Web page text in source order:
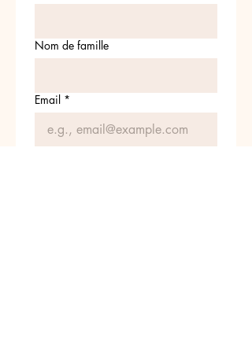
Nom de famille
Email *